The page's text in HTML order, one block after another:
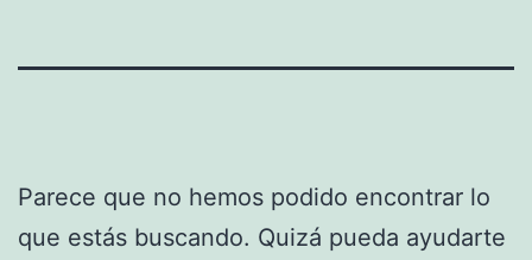
Parece que no hemos podido encontrar lo
que estás buscando. Quizá pueda ayudarte